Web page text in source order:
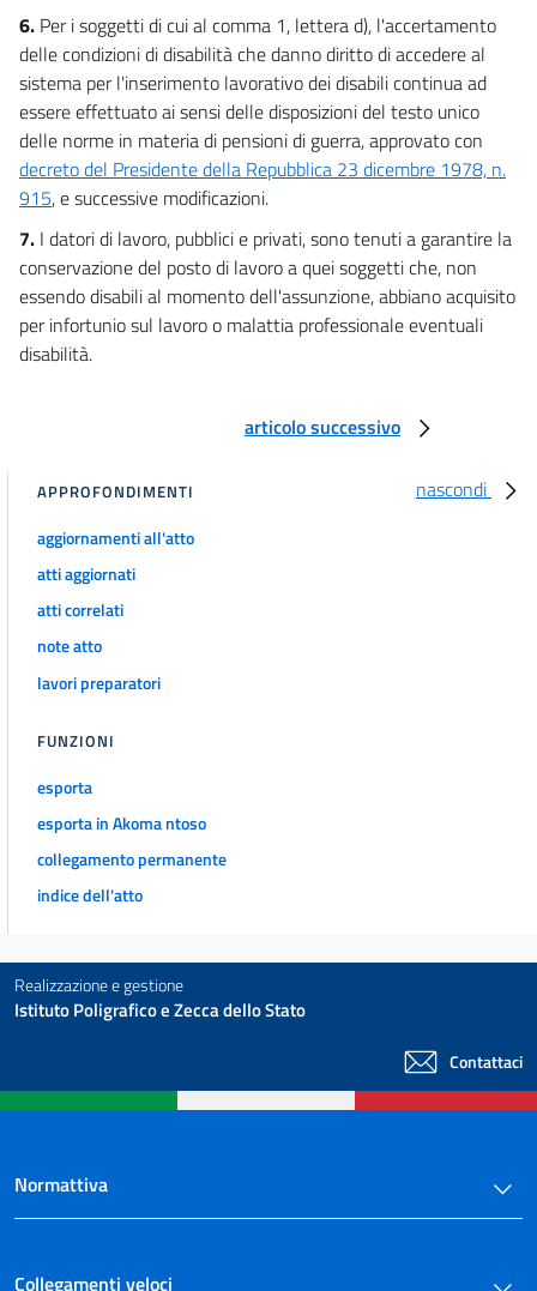
6. Per i soggetti di cui al comma 1, lettera d), l'accertamento
delle condizioni di disabilità che danno diritto di accedere al
sistema per l'inserimento lavorativo dei disabili continua ad
essere effettuato ai sensi delle disposizioni del testo unico
delle norme in materia di pensioni di guerra, approvato con
decreto del Presidente della Repubblica 23 dicembre 1978, n.
915, e successive modificazioni.
7. I datori di lavoro, pubblici e privati, sono tenuti a garantire la
conservazione del posto di lavoro a quei soggetti che, non
essendo disabili al momento dell'assunzione, abbiano acquisito
per infortunio sul lavoro o malattia professionale eventuali
disabilità.
articolo successivo
nascondi
APPROFONDIMENTI
aggiornamenti all'atto
atti aggiornati
atti correlati
note atto
lavori preparatori
FUNZIONI
esporta
esporta in Akoma ntoso
collegamento permanente
indice dell'atto
Realizzazione e gestione
Istituto Poligrafico e Zecca dello Stato
Contattaci
Normattiva
Collegamenti veloci